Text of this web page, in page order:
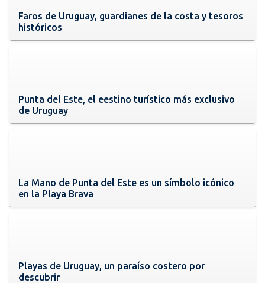
Faros de Uruguay, guardianes de la costa y tesoros
históricos
Punta del Este, el eestino turístico más exclusivo
de Uruguay
La Mano de Punta del Este es un símbolo icónico
en la Playa Brava
Playas de Uruguay, un paraíso costero por
descubrir